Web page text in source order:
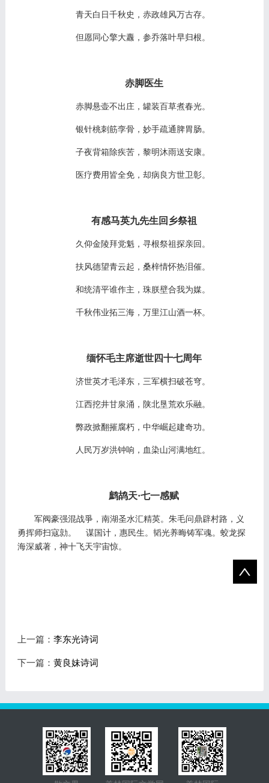
青天白日千秋史，赤政雄风万古存。
但愿同心擎大纛，参乔落叶早归根。
赤脚医生
赤脚悬壶不出庄，罐装百草煮春光。
银针桃刺筋孪骨，妙手疏通脾胃肠。
子夜背箱除疾苦，黎明沐雨送安康。
医疗费用皆全免，却病良方世卫彰。
有感马英九先生回乡祭祖
久仰金陵拜党魁，寻根祭祖探亲回。
扶风德望青云起，桑梓情怀热泪催。
和统清平谁作主，珠朕壁合我为媒。
千秋伟业拓三海，万里江山酒一杯。
缅怀毛主席逝世四十七周年
济世英才毛泽东，三军横扫破苍穹。
江西挖井甘泉涌，陕北垦荒欢乐融。
弊政掀翻摧腐朽，中华崛起建奇功。
人民万岁洪钟响，血染山河满地红。
鹧鸪天·七一感赋
军阀豪强混战爭，南湖圣水汇精英。朱毛问鼎辟村路，义
勇挥师扫寇勍。 谋国计，惠民生。韬光养晦铸军魂。蛟龙探
海深威著，神十飞天宇宙惊。
上一篇： 李东光诗词
下一篇： 黄良妹诗词